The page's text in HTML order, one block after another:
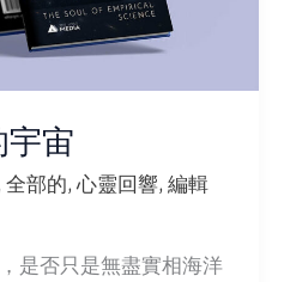
宙
全部的, 心靈回響, 編輯
是否只是無盡實相海洋